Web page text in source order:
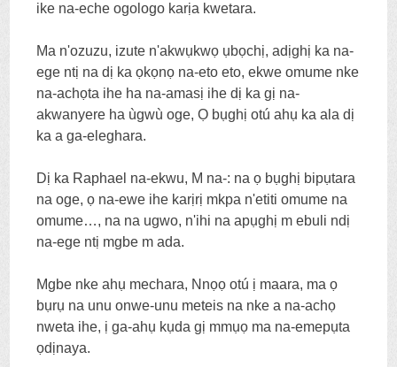
ike na-eche ogologo karịa kwetara.
Ma n'ozuzu, izute n'akwụkwọ ụbọchị, adịghị ka na-
ege ntị na dị ka ọkọnọ na-eto eto, ekwe omume nke
na-achọta ihe ha na-amasị ihe dị ka gị na-
akwanyere ha ùgwù oge, Ọ bụghị otú ahụ ka ala dị
ka a ga-eleghara.
Dị ka Raphael na-ekwu, M na-: na ọ bụghị bipụtara
na oge, ọ na-ewe ihe karịrị mkpa n'etiti omume na
omume…, na na ugwo, n'ihi na apụghị m ebuli ndị
na-ege ntị mgbe m ada.
Mgbe nke ahụ mechara, Nnọọ otú ị maara, ma ọ
bụrụ na unu onwe-unu meteis na nke a na-achọ
nweta ihe, ị ga-ahụ kụda gị mmụọ ma na-emepụta
ọdịnaya.